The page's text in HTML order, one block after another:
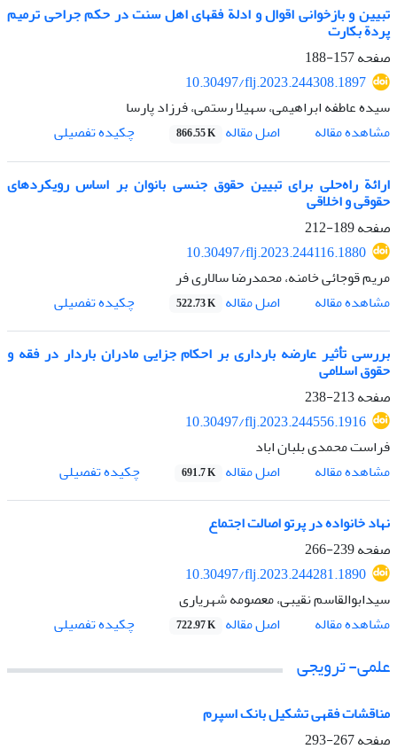
تبیین و بازخوانی اقوال و ادلة فقهای اهل سنت در حکم جراحی ترمیم
پردة بکارت
صفحه157-188
10.30497/flj.2023.244308.1897
سیده عاطفه ابراهیمی، سهیلا رستمی، فرزاد پارسا
مشاهده مقاله
اصل مقاله 866.55 K
چکیده تفصیلی
ارائة راه‌حلی برای تبیین حقوق جنسی بانوان بر اساس رویکردهای
حقوقی و اخلاقی
صفحه189-212
10.30497/flj.2023.244116.1880
مریم قوجائی خامنه، محمدرضا سالاری فر
مشاهده مقاله
اصل مقاله 522.73 K
چکیده تفصیلی
بررسی تأثیر عارضه بارداری بر احکام جزایی مادران باردار در فقه و
حقوق اسلامی
صفحه213-238
10.30497/flj.2023.244556.1916
فراست محمدی بلبان اباد
مشاهده مقاله
اصل مقاله 691.7 K
چکیده تفصیلی
نهاد خانواده در پرتو اصالت اجتماع
صفحه239-266
10.30497/flj.2023.244281.1890
سیدابوالقاسم نقیبی، معصومه شهریاری
مشاهده مقاله
اصل مقاله 722.97 K چکیده تفصیلی
علمی- ترویجی
مناقشات فقهی تشکیل بانک اسپرم
صفحه267-293